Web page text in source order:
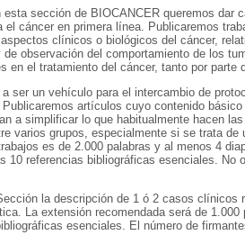
esta sección de BIOCANCER queremos dar
el cáncer en primera línea. Publicaremos
clínicos o biológicos del cáncer,
observación del comportamiento de los
en el tratamiento del cáncer, tanto por parte
ser un vehículo para el intercambio de
artículos cuyo contenido
a simplificar lo que habitualmente hacen
varios grupos, especialmente si se trata
es de 2.000 palabras y al menos 4
10 referencias bibliográficas esenciales. No
la descripción de 1 ó 2 casos clínicos
La extensión recomendada será de
esenciales. El número de